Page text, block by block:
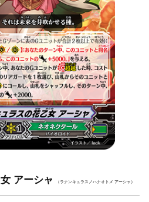
アーシャ （ラナンキュラスノハナオトメ アーシャ）